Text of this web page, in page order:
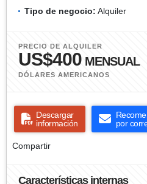
Tipo de negocio: Alquiler
PRECIO DE ALQUILER
US$400 MENSUAL
DÓLARES AMERICANOS
Descargar
información
por
Compartir
Características internas